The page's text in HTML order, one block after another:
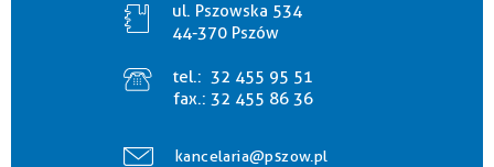
ul. Pszowska 534
44-370 Pszów
tel.: 32 455 95 51
fax.: 32 455 86 36
kancelaria@pszow.pl